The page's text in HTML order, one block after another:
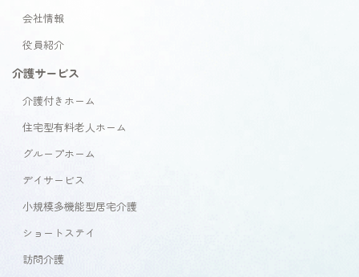
会社情報
役員紹介
介護サービス
介護付きホーム
住宅型有料老人ホーム
グループホーム
デイサービス
小規模多機能型居宅介護
ショートステイ
訪問介護